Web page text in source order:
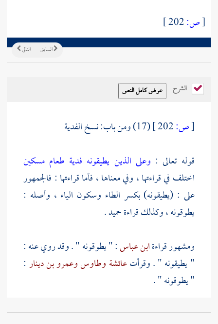
[ص:
التالي السابق
الشرح
[ص:
(17) ومن باب: نسخ الفدية
قوله تعالى : وعلى الذين يطيقونه فدية طعام مسكين
اختلف في قراءتها ، وفي معناها ، فأما قراءتها : فالجمهور
على : (يطيقونه) بكسر الطاء وسكون الياء ، وأصله :
يطوقونه ، وكذلك قراءةحميد.
ومشهور قراءةابن عباس: " يطوقونه " . وقد روي عنه :
" يطيقونه " . وقرأتعائشة وطاوسوعمرو بن دينار :
" يطوقونه " .
فأما قراءة الجمهور فمعناها : يقدرون عليه . وعلى هذا